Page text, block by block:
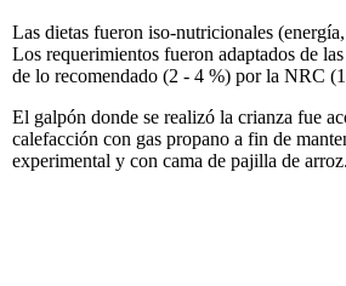
Las dietas fueron iso-nutricionales
Los requerimientos fueron adaptados de
de lo recomendado (2 - 4 %) por la NRC
El galpón donde se realizó la crianza fue
calefacción con gas propano a fin de
experimental y con cama de pajilla de arroz.